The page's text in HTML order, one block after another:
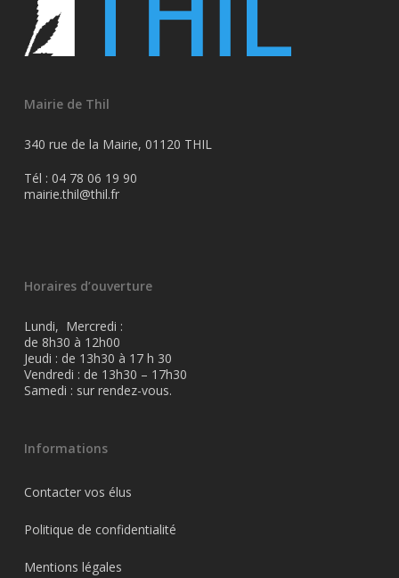
Mairie de Thil
340 rue de la Mairie, 01120 THIL
Tél : 04 78 06 19 90
mairie.thil@thil.fr
Horaires d’ouverture
Lundi, Mercredi :
de 8h30 à 12h00
Jeudi : de 13h30 à 17 h 30
Vendredi : de 13h30 – 17h30
Samedi : sur rendez-vous.
Informations
Contacter vos élus
Politique de confidentialité
Mentions légales